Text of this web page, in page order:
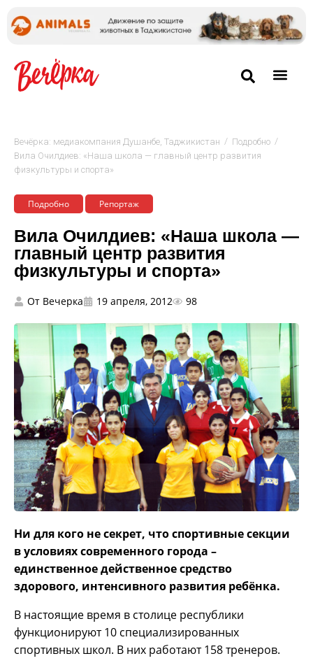
Вечёрка: медиакомпания Душанбе, Таджикистан / Подробно /
Вила Очилдиев: «Наша школа — главный центр развития
физкультуры и спорта»
Подробно Репортаж
Вила Очилдиев: «Наша школа —
главный центр развития
физкультуры и спорта»
От Вечерка 19 апреля, 2012 98
Ни для кого не секрет, что спортивные секции
в условиях современного города –
единственное действенное средство
здорового, интенсивного развития ребёнка.
В настоящие время в столице республики
функционируют 10 специализированных
спортивных школ. В них работают 158 тренеров.